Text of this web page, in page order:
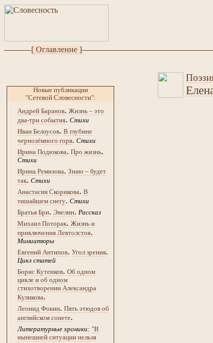
[ Оглавление ]
Новые публикации
"Сетевой Словесности":
Андрей Баранов. Жизнь – это
два-три события. Стихи
Иван Белоусов. В глубине
чернозёмного горя. Стихи
Ирина Подюкова. Про жизнь.
Стихи
Ирина Ремизова. Знаю – будет
так. Стихи
Анастасия Скорикова. В
тишайшем снегу. Стихи
Братья Бри. Эвелин. Рассказ
Михаил Поторак. Жизнь и
приключения Левтолстоя.
Миниатюры
Евгений Антипов. Угол зрения.
Цикл статей
Борис Кутенков. Об одном
цикле и об одном
стихотворении Александра
Куликова.
Леонид Фокин. Пять этюдов об
английском сонете.
Литературные хроники: "В
нынешней ситуации нельзя